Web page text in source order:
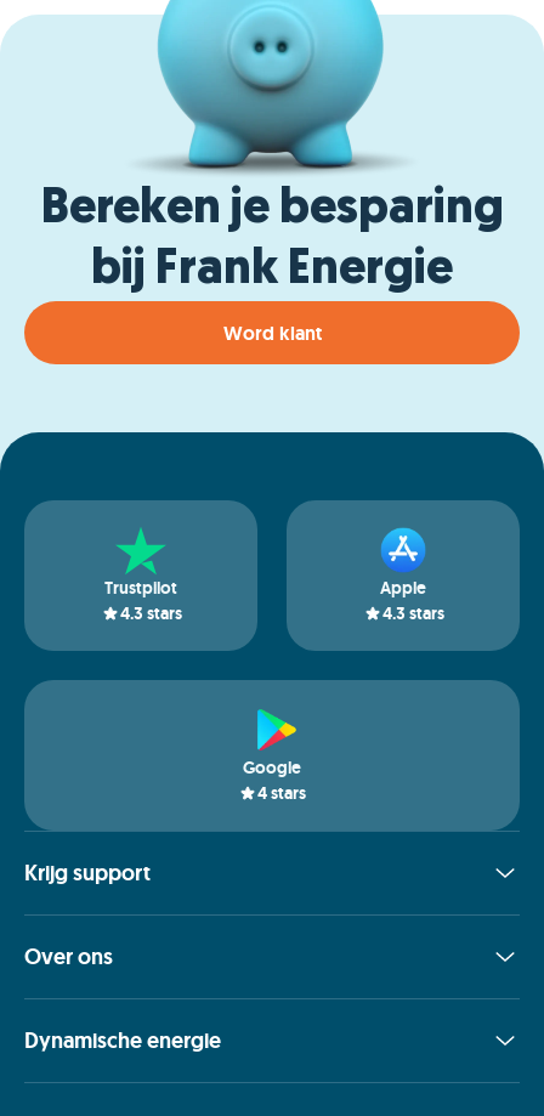
Bereken je besparing
bij Frank Energie
Word klant
Trustpilot
4.3 stars
Apple
4.3 stars
Google
4stars
Krijg support
Over ons
Dynamische energie